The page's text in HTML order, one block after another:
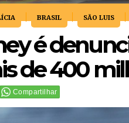
BRASIL SÃO LUIS
é
de 400
Compartilhar